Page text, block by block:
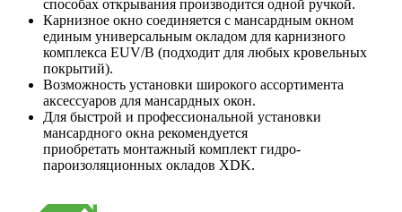
способах открывания производится одной ручкой.
Карнизное окно соединяется с мансардным окном
единым универсальным окладом для карнизного
комплекса EUV/B (подходит для любых кровельных
покрытий).
Возможность установки широкого ассортимента
аксессуаров для мансардных окон.
Для быстрой и профессиональной установки
мансардного окна рекомендуется
приобретать монтажный комплект гидро-
пароизоляционных окладов XDK.